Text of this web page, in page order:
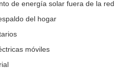
de energía solar fuera de la red
del hogar
móviles